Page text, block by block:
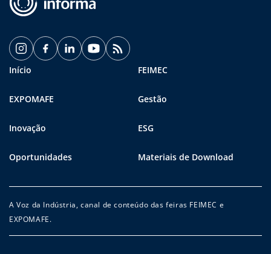
Início FEIMEC
EXPOMAFE Gestão
Inovação ESG
Oportunidades Materiais de Download
A Voz da Indústria, canal de conteúdo das feiras FEIMEC e
EXPOMAFE.